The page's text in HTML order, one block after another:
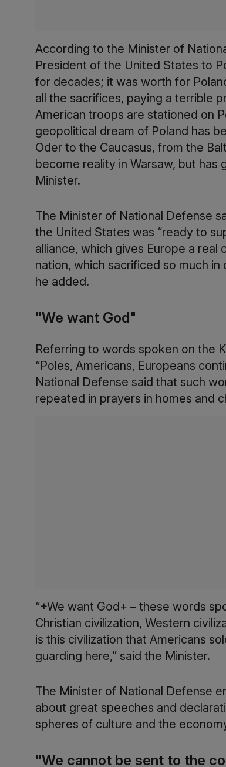
According to the Minister of
President of the United States to
for decades; it was worth for
all the sacrifices, paying a terrible
American troops are stationed on
geopolitical dream of Poland has
Oder to the Caucasus, from the
become reality in Warsaw, but has
Minister.
The Minister of National Defense
the United States was “ready to
alliance, which gives Europe a real
nation, which sacrificed so much
he added.
"We want God"
Referring to words spoken on the
“Poles, Americans, Europeans
National Defense said that such
repeated in prayers in homes and
“+We want God+ – these words
Christian civilization, Western
is this civilization that Americans
guarding here,” said the Minister.
The Minister of National Defense
about great speeches and
spheres of culture and the
"We cannot be sent to the